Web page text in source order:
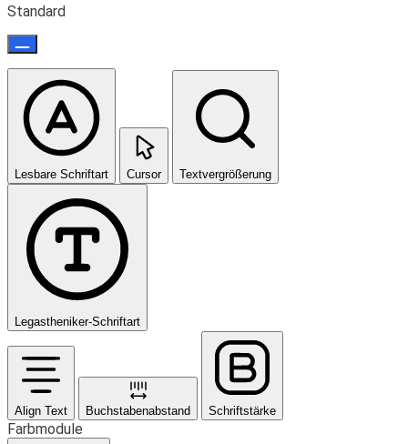
Standard
Lesbare Schriftart Cursor Textvergrößerung
Legastheniker-Schriftart
Align Text Buchstabenabstand Schriftstärke
Farbmodule